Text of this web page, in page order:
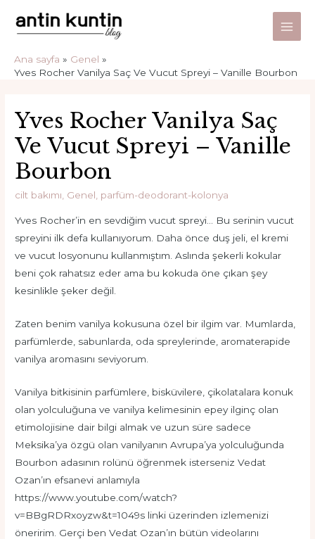
atla
Main
Ana sayfa
Genel
Yves Rocher Vanilya Saç Ve Vucut Spreyi – Vanille Bourbon
Yves Rocher Vanilya Saç
Ve Vucut Spreyi – Vanille
Bourbon
cilt bakımı, Genel, parfüm-deodorant-kolonya
Yves Rocher’in en sevdiğim vucut spreyi… Bu serinin vucut
spreyini ilk defa kullanıyorum. Daha önce duş jeli, el kremi
ve vucut losyonunu kullanmıştım. Aslında şekerli kokular
beni çok rahatsız eder ama bu kokuda öne çıkan şey
kesinlikle şeker değil.
Zaten benim vanilya kokusuna özel bir ilgim var. Mumlarda,
parfümlerde, sabunlarda, oda spreylerinde, aromaterapide
vanilya aromasını seviyorum.
Vanilya bitkisinin parfümlere, bisküvilere, çikolatalara konuk
olan yolculuğuna ve vanilya kelimesinin epey ilginç olan
etimolojisine dair bilgi almak ve uzun süre sadece
Meksika’ya özgü olan vanilyanın Avrupa’ya yolculuğunda
Bourbon adasının rolünü öğrenmek isterseniz Vedat
Ozan’ın efsanevi anlamıyla
https://www.youtube.com/watch?
v=BBgRDRxoyzw&t=1049s linki üzerinden izlemenizi
öneririm. Gerçi ben Vedat Ozan’ın bütün videolarını